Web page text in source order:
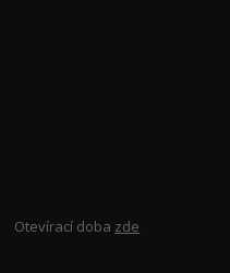
Otevírací doba zde